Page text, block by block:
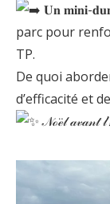
𝐔𝐧 𝐦𝐢𝐧𝐢-
parc pour
TP.
De quoi
d’efficacité et
𝒩ℴℯ̈𝓁 𝒶𝓋𝒶𝓃𝓉